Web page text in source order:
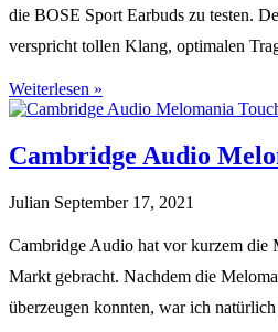
die BOSE Sport Earbuds zu testen.
verspricht tollen Klang, optimalen
Weiterlesen »
Cambridge Audio
Julian September 17, 2021
Cambridge Audio hat vor kurzem die
Markt gebracht. Nachdem die
überzeugen konnten, war ich natürlich